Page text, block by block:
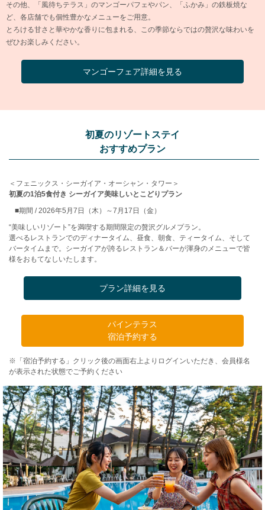
その他、「風待ちテラス」のマンゴーパフェやパン、「ふかみ」の鉄板焼な
ど、各店舗でも個性豊かなメニューをご用意。
とろける甘さと華やかな香りに包まれる、この季節ならではの贅沢な味わいを
ぜひお楽しみください。
マンゴーフェア詳細を見る
初夏のリゾートステイ
おすすめプラン
＜フェニックス・シーガイア・オーシャン・タワー＞
初夏の1泊5食付き シーガイア美味しいとこどりプラン
■期間 / 2026年5月7日（木）～7月17日（金）
“美味しいリゾート”を満喫する期間限定の贅沢グルメプラン。
選べるレストランでのディナータイム、昼食、朝食、ティータイム、そして
バータイムまで。シーガイアが誇るレストラン＆バーが渾身のメニューで皆
様をおもてなしいたします。
プラン詳細を見る
パインテラス
宿泊予約する
※「宿泊予約する」クリック後の画面右上よりログインいただき、会員様名
が表示された状態でご予約ください